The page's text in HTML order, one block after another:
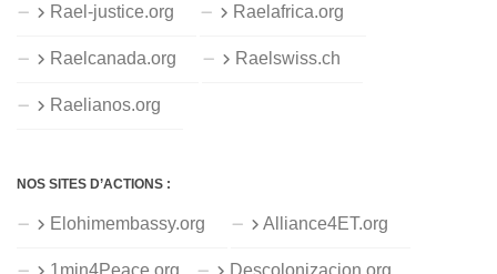
Rael-justice.org Raelafrica.org
Raelcanada.org Raelswiss.ch
Raelianos.org
NOS SITES D’ACTIONS :
Elohimembassy.org Alliance4ET.org
1min4Peace.org Descolonizacion.org